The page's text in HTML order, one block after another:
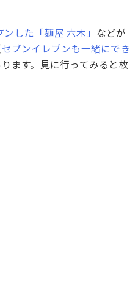
した「麺屋 六木」 などが
セブンイレブンも一緒にでき
ます。見に行ってみると枚